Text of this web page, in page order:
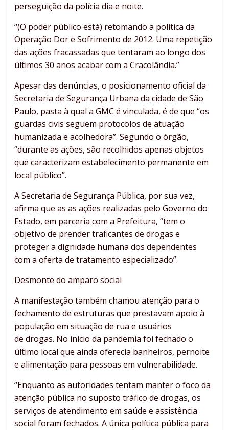
perseguição da polícia dia e noite.
“(O poder público está) retomando a política da
Operação Dor e Sofrimento de 2012. Uma repetição
das ações fracassadas que tentaram ao longo dos
últimos 30 anos acabar com a Cracolândia.”
Apesar das denúncias, o posicionamento oficial da
Secretaria de Segurança Urbana da cidade de São
Paulo, pasta à qual a GMC é vinculada, é de que “os
guardas civis seguem protocolos de atuação
humanizada e acolhedora”. Segundo o órgão,
“durante as ações, são recolhidos apenas objetos
que caracterizam estabelecimento permanente em
local público”.
A Secretaria de Segurança Pública, por sua vez,
afirma que as as ações realizadas pelo Governo do
Estado, em parceria com a Prefeitura, “tem o
objetivo de prender traficantes de drogas e
proteger a dignidade humana dos dependentes
com a oferta de tratamento especializado”.
Desmonte do amparo social
A manifestação também chamou atenção para o
fechamento de estruturas que prestavam apoio à
população em situação de rua e usuários
de drogas. No início da pandemia foi fechado o
último local que ainda oferecia banheiros, pernoite
e alimentação para pessoas em vulnerabilidade.
“Enquanto as autoridades tentam manter o foco da
atenção pública no suposto tráfico de drogas, os
serviços de atendimento em saúde e assistência
social foram fechados. A única política pública para